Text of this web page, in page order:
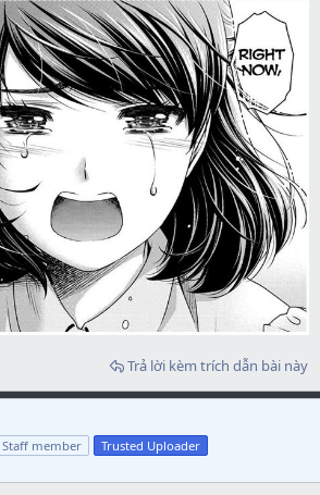
Trả lời kèm trích dẫn bài này
Staff member Trusted Uploader